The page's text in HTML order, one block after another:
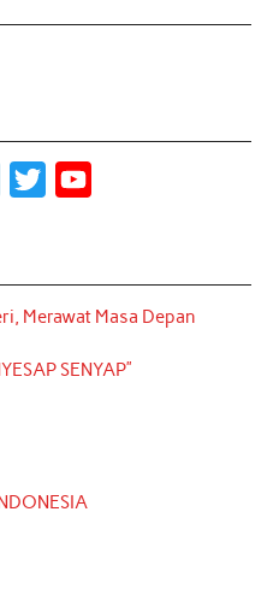
k
e
d
t
t
e
T
u
b
Merawat Masa Depan
SENYAP”